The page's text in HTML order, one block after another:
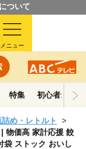
ついて
メニュー
特集 初心者ガイド
め・レトルト
物価高 家計応援 餃
袋 ストック おいし